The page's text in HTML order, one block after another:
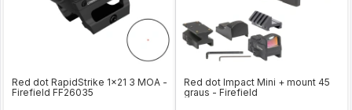
Red dot RapidStrike 1x21 3 MOA -
Firefield FF26035
Red dot Impact Mini + mount 45
graus - Firefield